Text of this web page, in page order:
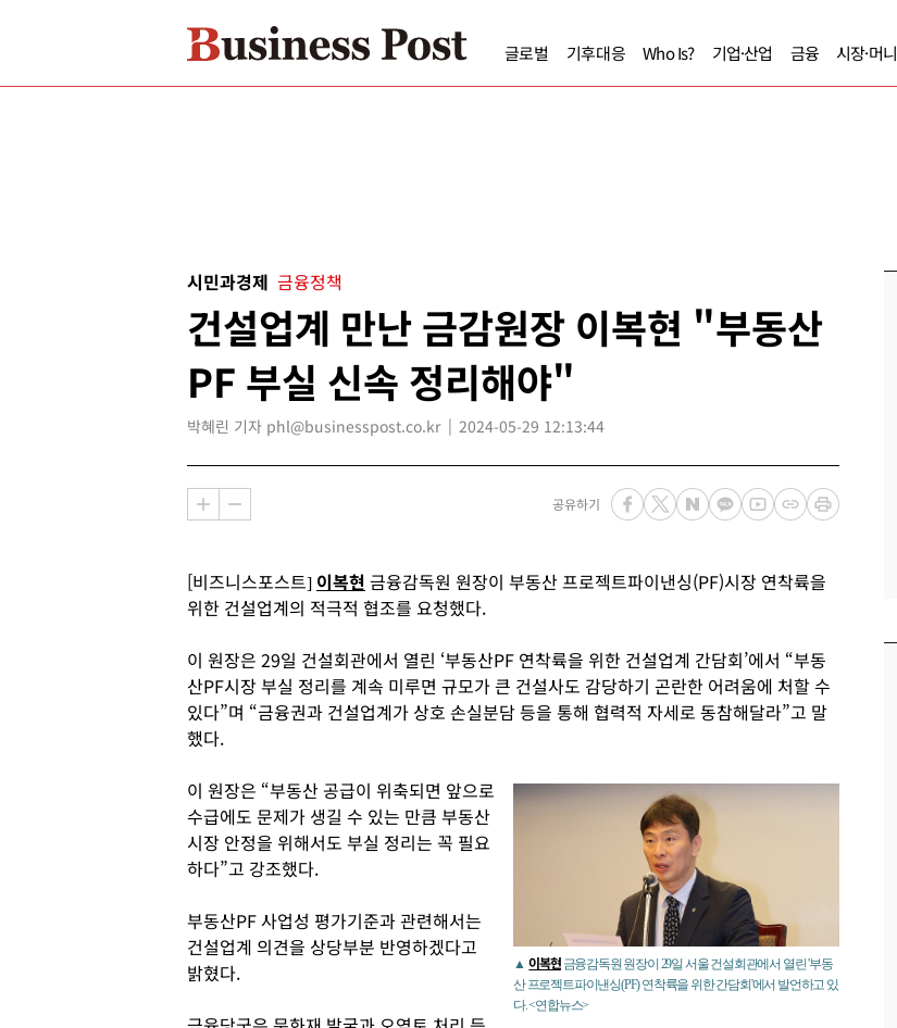
글로벌 기후대응 Who Is? 기업·산업 금융 시장·머니
시민과경제 금융정책
건설업계 만난 금감원장 이복현 "부동산
PF 부실 신속 정리해야"
박혜린 기자 phl@businesspost.co.kr 2024-05-29 12:13:44
공유하기
[비즈니스포스트] 이복현 금융감독원 원장이 부동산 프로젝트파이낸싱(PF)시장 연착륙을
위한 건설업계의 적극적 협조를 요청했다.
이 원장은 29일 건설회관에서 열린 ‘부동산PF 연착륙을 위한 건설업계 간담회’에서 “부동
산PF시장 부실 정리를 계속 미루면 규모가 큰 건설사도 감당하기 곤란한 어려움에 처할 수
있다”며 “금융권과 건설업계가 상호 손실분담 등을 통해 협력적 자세로 동참해달라”고 말
했다.
▲이복현금융감독원 원장이 29일 서울 건설회관에서 열린 '부동
산 프로젝트파이낸싱(PF) 연착륙을 위한 간담회'에서 발언하고 있
다. <연합뉴스>
이 원장은 “부동산 공급이 위축되면 앞으로
수급에도 문제가 생길 수 있는 만큼 부동산
시장 안정을 위해서도 부실 정리는 꼭 필요
하다”고 강조했다.
부동산PF 사업성 평가기준과 관련해서는
건설업계 의견을 상당부분 반영하겠다고
밝혔다.